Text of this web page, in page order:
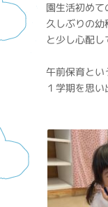
園生活初めて
久しぶりの
と少し心配
午前保育とい
１学期を思